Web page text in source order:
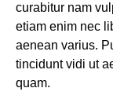
curabitur nam
etiam enim nec
aenean varius.
tincidunt vidi ut
quam.